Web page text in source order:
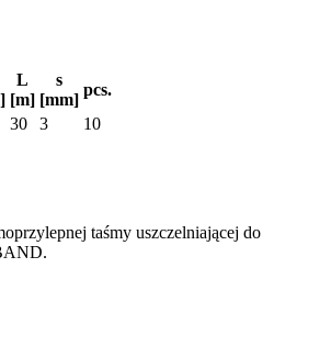
L
[m]
s
[mm]
pcs.
30 3 10
taśmy uszczelniającej do